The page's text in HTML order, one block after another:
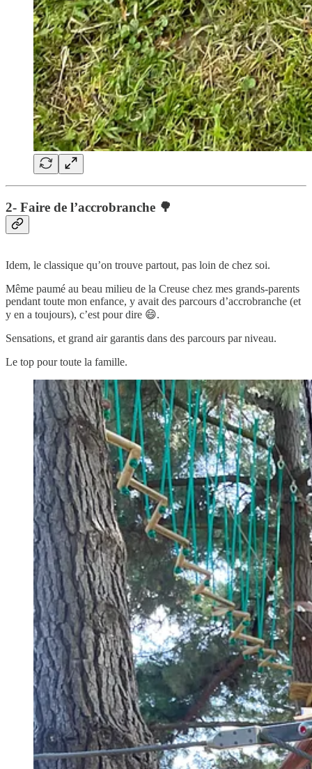
2- Faire de l’accrobranche 🌳
Idem, le classique qu’on trouve partout, pas loin de chez soi.
Même paumé au beau milieu de la Creuse chez mes grands-parents
pendant toute mon enfance, y avait des parcours d’accrobranche (et
y en a toujours), c’est pour dire 😄.
Sensations, et grand air garantis dans des parcours par niveau.
Le top pour toute la famille.